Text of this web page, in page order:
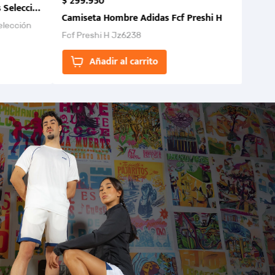
Colombia FCF 2026.
Camiseta Hombre Adidas Fcf Preshi H
Fcf Preshi H Jz6238
Añadir al carrito